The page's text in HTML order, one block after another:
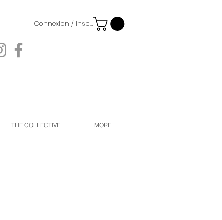
Connexion / Inscription
THE COLLECTIVE MORE